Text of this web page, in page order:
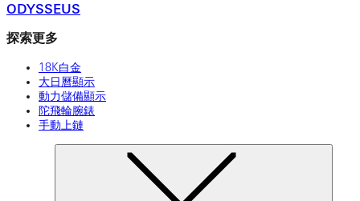
ODYSSEUS
探索更多
18K白金
大日曆顯示
動力儲備顯示
陀飛輪腕錶
手動上鏈